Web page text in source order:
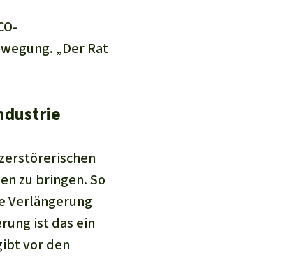
„Der Rat
zu bringen. So
Verlängerung
ist das ein
vor den